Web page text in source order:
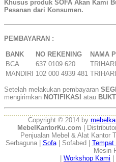
Khusus produk SOFA Akan Kami
Pesanan dari Konsumen.
PEMBAYARAN :
BANK NO REKENING NAMA
BCA
637 0109 620
MANDIRI 102 000 4939 481
Setelah melakukan pembayaran
mengirimkan NOTIFIKASI atau BUKTI
Copyright © 2014 by
MebelKantorKu.com |
Penjualan Mebel & Alat Kantor
Serbaguna | Sofa| Sofabed | Tempat
Mesin
Workshop Kami